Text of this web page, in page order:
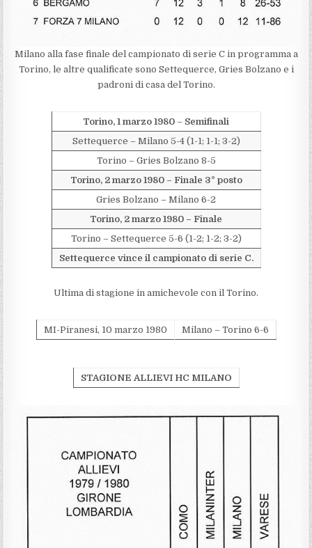
Milano alla fase finale del campionato di serie C in programma a
Torino, le altre qualificate sono Settequerce, Gries Bolzano e i
padroni di casa del Torino.
Torino, 1 marzo 1980 – Semifinali
Settequerce – Milano 5-4 (1-1; 1-1; 3-2)
Torino – Gries Bolzano 8-5
Torino, 2 marzo 1980 – Finale 3° posto
Gries Bolzano – Milano 6-2
Torino, 2 marzo 1980 – Finale
Torino – Settequerce 5-6 (1-2; 1-2; 3-2)
Settequerce vince il campionato di serie C.
Ultima di stagione in amichevole con il Torino.
MI-Piranesi, 10 marzo 1980 Milano – Torino 6-6
STAGIONE ALLIEVI HC MILANO